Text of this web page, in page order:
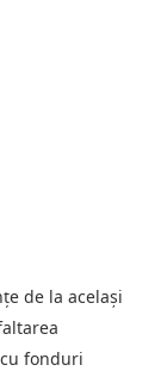
de la același
fonduri